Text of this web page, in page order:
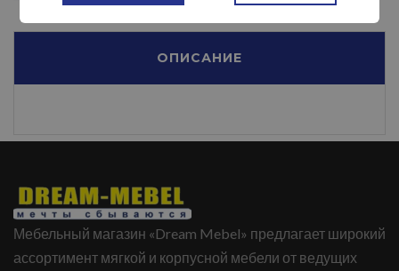
ОПИСАНИЕ
Мебельный магазин «Dream Mebel» предлагает широкий
ассортимент мягкой и корпусной мебели от ведущих